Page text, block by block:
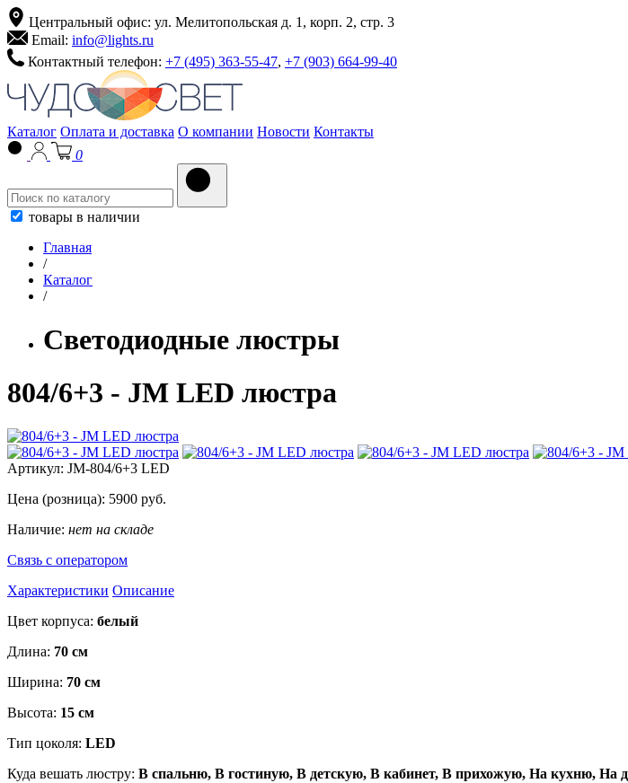
Центральный офис: ул. Мелитопольская д. 1, корп. 2, стр. 3
Email: info@lights.ru
Контактный телефон: +7 (495) 363-55-47, +7 (903) 664-99-40
Каталог Оплата и доставка О компании Новости Контакты
0
товары в наличии
Главная
/
Каталог
/
Светодиодные люстры
804/6+3 - JM LED люстра
Артикул: JM-804/6+3 LED
Цена (розница): 5900 руб.
Наличие: нет на складе
Связь с оператором
Характеристики Описание
Цвет корпуса: белый
Длина: 70 см
Ширина: 70 см
Высота: 15 см
Тип цоколя: LED
Куда вешать люстру: В спальню, В гостиную, В детскую, В кабинет, В прихожую, На кухню, На